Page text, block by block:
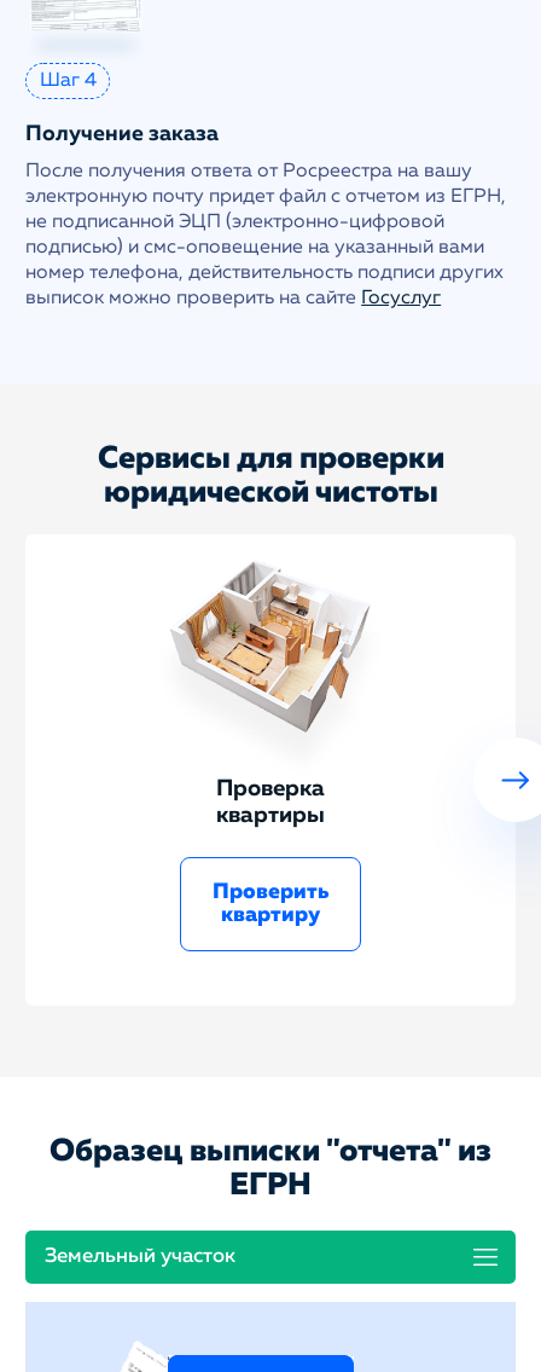
Шаг 4
Получение заказа
После получения ответа от Росреестра на вашу
электронную почту придет файл с отчетом из ЕГРН,
не подписанной ЭЦП (электронно-цифровой
подписью) и смс-оповещение на указанный вами
номер телефона, действительность подписи других
выписок можно проверить на сайте
Госуслуг
Сервисы для проверки
юридической чистоты
Проверка
квартиры
Проверить
квартиру
Образец выписки "отчета" из
ЕГРН
Земельный участок